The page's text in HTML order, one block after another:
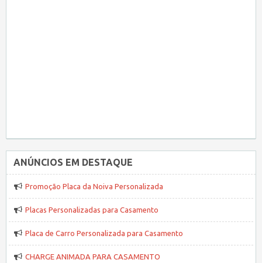
ANÚNCIOS EM DESTAQUE
Promoção Placa da Noiva Personalizada
Placas Personalizadas para Casamento
Placa de Carro Personalizada para Casamento
CHARGE ANIMADA PARA CASAMENTO